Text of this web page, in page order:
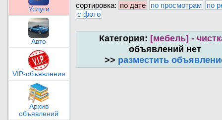
Услуги
Авто
VIP-объявления
Архив
объявлений
сортировка: по дате по просмотрам
по
с фото
Категория: [мебель] -
объявлений нет
>> разместить